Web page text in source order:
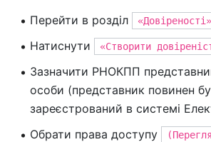
Перейти в розділ «Довіреності»
Натиснути «Створити
Зазначити РНОКПП
особи (представник повинен
зареєстрований в системі
Обрати права доступу